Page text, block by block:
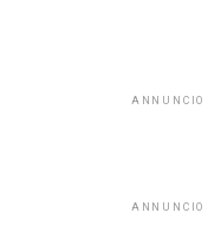
ANNUNCIO
ANNUNCIO